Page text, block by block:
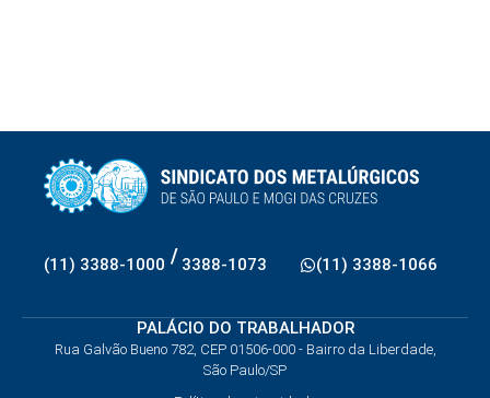
(11) 3388-1000 / 3388-1073 (11) 3388-1066
PALÁCIO DO TRABALHADOR
Rua Galvão Bueno 782, CEP 01506-000 - Bairro da Liberdade,
São Paulo/SP